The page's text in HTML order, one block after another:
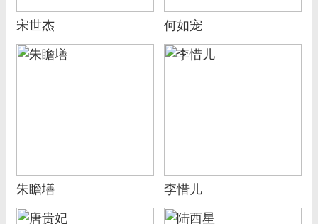
宋世杰 何如宠
朱瞻墡 李惜儿